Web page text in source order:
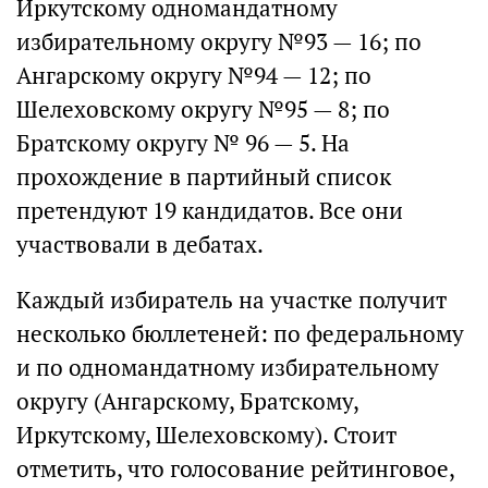
Иркутскому одномандатному
избирательному округу №93 — 16; по
Ангарскому округу №94 — 12; по
Шелеховскому округу №95 — 8; по
Братскому округу № 96 — 5. На
прохождение в партийный список
претендуют 19 кандидатов. Все они
участвовали в дебатах.
Каждый избиратель на участке получит
несколько бюллетеней: по федеральному
и по одномандатному избирательному
округу (Ангарскому, Братскому,
Иркутскому, Шелеховскому). Стоит
отметить, что голосование рейтинговое,